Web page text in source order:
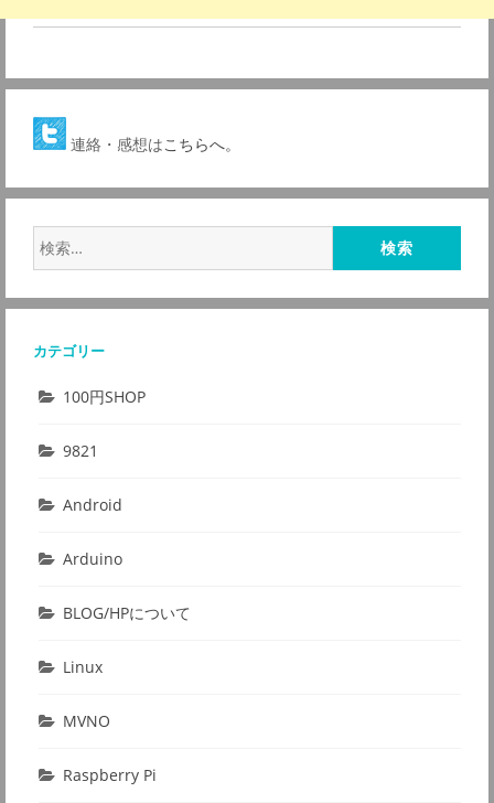
連絡・感想はこちらへ。
索:
カテゴリー
100円SHOP
9821
Android
Arduino
BLOG/HPについて
Linux
MVNO
Raspberry Pi